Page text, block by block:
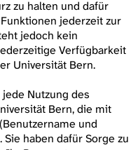
zu halten und dafür
jederzeit zur
jedoch kein
Verfügbarkeit
Universität Bern.
Nutzung des
Bern, die mit
und
haben dafür Sorge zu